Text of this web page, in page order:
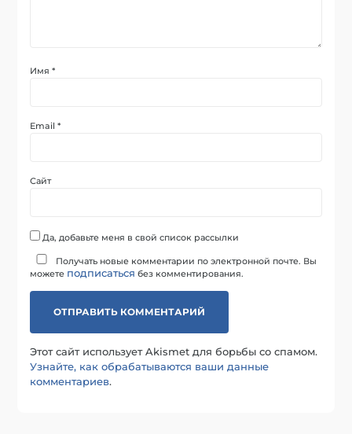
Имя*
Email*
Сайт
Да, добавьте меня в свой список рассылки
Получать новые комментарии по электронной почте. Вы
можете подписаться без комментирования.
Этот сайт использует Akismet для борьбы со спамом.
Узнайте, как обрабатываются ваши данные
комментариев.